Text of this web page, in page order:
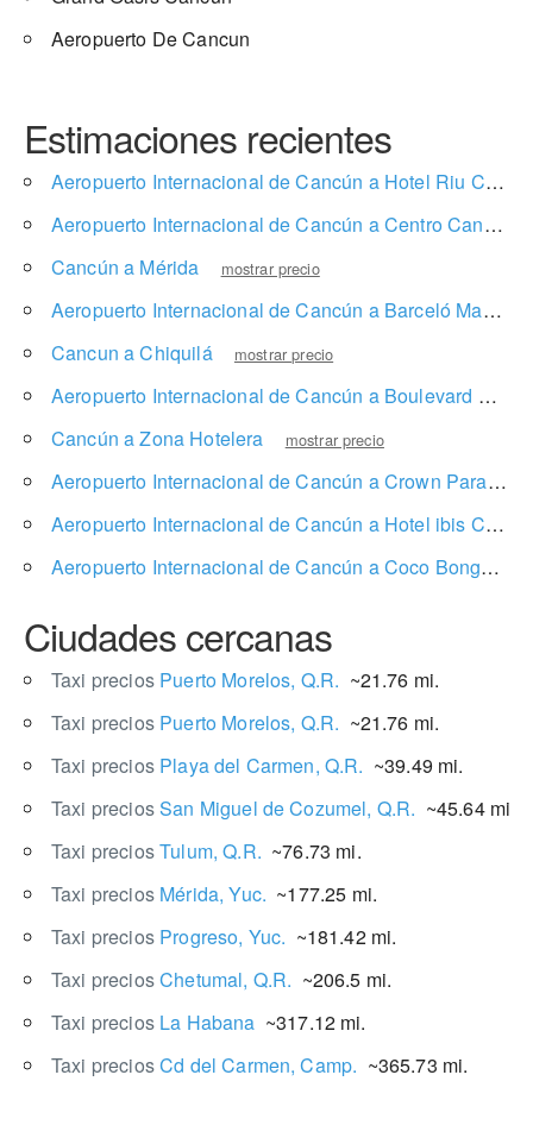
Aeropuerto De Cancun
Estimaciones recientes
Aeropuerto Internacional de Cancún a Hotel Riu Cancun
Aeropuerto Internacional de Cancún a Centro Cancun
Cancún a Mérida
mostrar precio
Aeropuerto Internacional de Cancún a Barceló Maya Beach
Cancun a Chiquilá
mostrar precio
Aeropuerto Internacional de Cancún a Boulevard Kukulcan
Cancún a Zona Hotelera
mostrar precio
Aeropuerto Internacional de Cancún a Crown Paradise Club Cancun
Aeropuerto Internacional de Cancún a Hotel ibis Cancun Centro
Aeropuerto Internacional de Cancún a Coco Bongo
Ciudades cercanas
Taxi precios Puerto Morelos, Q.R. ~21.76 mi.
Taxi precios Puerto Morelos, Q.R. ~21.76 mi.
Taxi precios Playa del Carmen, Q.R. ~39.49 mi.
Taxi preciosSan Miguel de Cozumel, Q.R. ~45.64 mi.
Taxi preciosTulum, Q.R. ~76.73 mi.
Taxi precios Mérida, Yuc. ~177.25 mi.
Taxi precios Progreso, Yuc. ~181.42 mi.
Taxi preciosChetumal, Q.R. ~206.5 mi.
Taxi precios La Habana ~317.12 mi.
Taxi preciosCd del Carmen, Camp. ~365.73 mi.